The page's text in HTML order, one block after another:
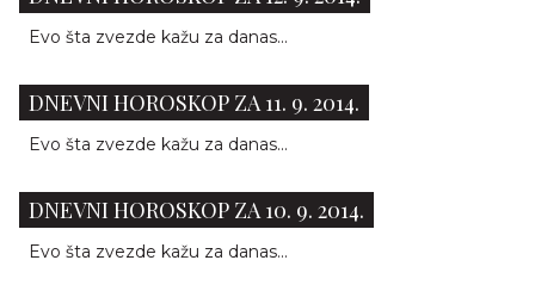
Evo šta zvezde kažu za danas...
DNEVNI HOROSKOP ZA 11. 9. 2014.
Evo šta zvezde kažu za danas...
DNEVNI HOROSKOP ZA 10. 9. 2014.
Evo šta zvezde kažu za danas...